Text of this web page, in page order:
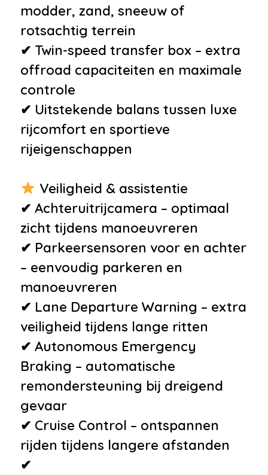
•Start/stop systeem
Veiligheid
•Alarmsysteem
•Anti Blokkeer Systeem
•Anti doorSlip Regeling
•Autonomous Emergency
Braking
•Elektronisch Stabiliteits
Programma
•Isofix bevestiging voor
kinderzitjes
• Vierwielaandrijving
•Achteruitrijcamera
•Airbag(s) hoofd achter
•Airbag(s) hoofd voor
•Airbag(s) side voor
•Airbag bestuurder
•Airbag passagier
•Alarm klasse 1(startblokkering)
•Bandenspanningscontrolesysteem
•Derde remlicht
•Hill hold functie
modder, zand, sneeuw of
rotsachtig terrein
✔ Twin-speed transfer box – extra
offroad capaciteiten en maximale
controle
✔ Uitstekende balans tussen luxe
rijcomfort en sportieve
rijeigenschappen
Veiligheid & assistentie
✔ Achteruitrijcamera – optimaal
zicht tijdens manoeuvreren
✔ Parkeersensoren voor en achter
– eenvoudig parkeren en
manoeuvreren
✔ Lane Departure Warning – extra
veiligheid tijdens lange ritten
✔ Autonomous Emergency
Braking – automatische
remondersteuning bij dreigend
gevaar
✔ Cruise Control – ontspannen
rijden tijdens langere afstanden
✔